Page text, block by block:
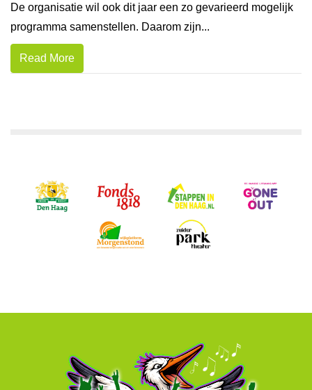
De organisatie wil ook dit jaar een zo gevarieerd mogelijk
programma samenstellen. Daarom zijn...
Read More